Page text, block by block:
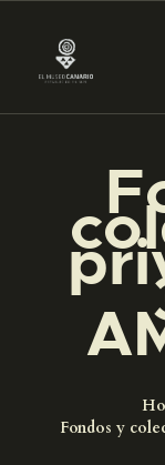
Fondos y
█
EL